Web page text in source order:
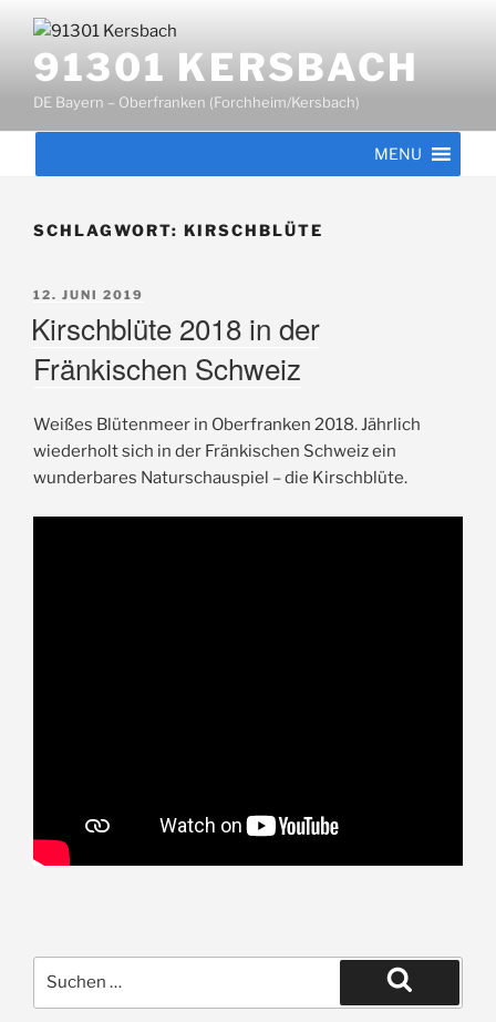
Inhalt
springen91301 KERSBACH
DE Bayern – Oberfranken (Forchheim/Kersbach)
MENU
SCHLAGWORT: KIRSCHBLÜTE
VERÖFFENTLICHT
12. JUNI 2019
Kirschblüte 2018 in der
Fränkischen Schweiz
Weißes Blütenmeer in Oberfranken 2018. Jährlich
wiederholt sich in der Fränkischen Schweiz ein
wunderbares Naturschauspiel – die Kirschblüte.
nach:
Suchen